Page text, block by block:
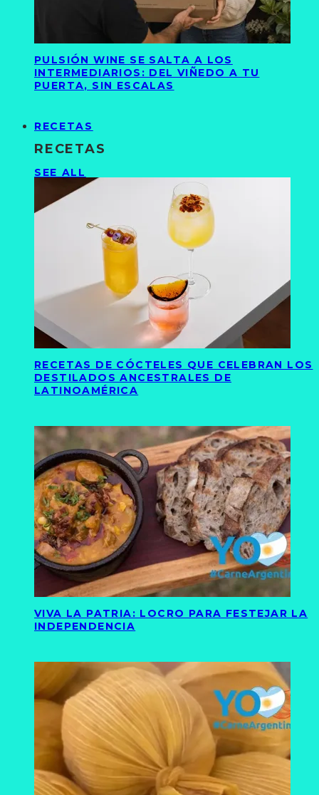
PULSIÓN WINE SE SALTA A LOS
INTERMEDIARIOS: DEL VIÑEDO A TU
PUERTA, SIN ESCALAS
RECETAS
RECETAS
SEE ALL
RECETAS DE CÓCTELES QUE CELEBRAN LOS
DESTILADOS ANCESTRALES DE
LATINOAMÉRICA
VIVA LA PATRIA: LOCRO PARA FESTEJAR LA
INDEPENDENCIA